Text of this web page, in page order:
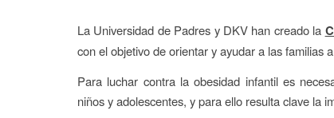
La Universidad de Padres y DKV han creado la
con el objetivo de orientar y ayudar a las familias
Para luchar contra la obesidad infantil es
niños y adolescentes, y para ello resulta clave la